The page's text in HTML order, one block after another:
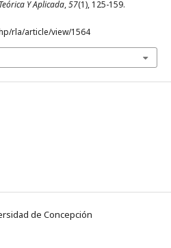
Y Aplicada,57(1), 125-159.
rla/article/view/1564
de Concepción